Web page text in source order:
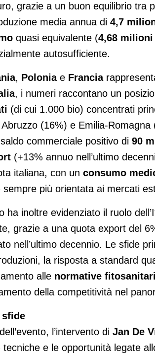
grazie a un buon equilibrio tra
media annua di 4,7
quasi equivalente (4,68
autosufficiente.
, Poloniae Francia
, i numeri raccontano un
(di cui 1.000 bio) concentrati
(16%) e Emilia-
commerciale positivo di 90
(+13% annuo nell’ultimo
italiana, con un consumo
sempre più orientata ai mercati
ha inoltre evidenziato il ruolo
grazie a una quota export del
nell’ultimo decennio. Le sfide
la risposta a standard
alle normative
della competitività nel
sfide
l’intervento di Jan De
tecniche e le opportunità legate